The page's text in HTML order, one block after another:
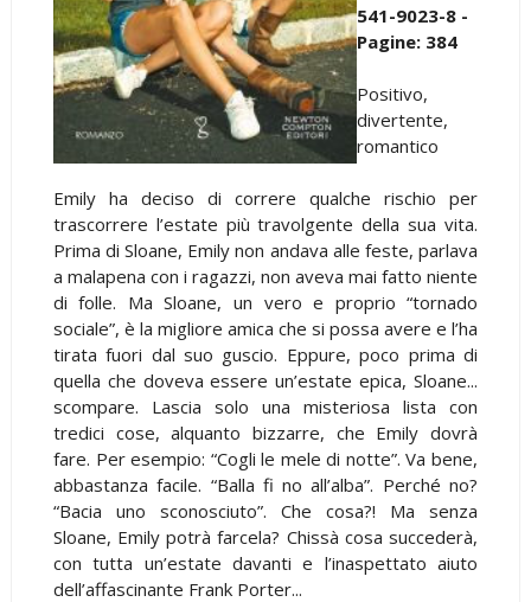
541-9023-8 -
Pagine: 384
Positivo,
divertente,
romantico
Emily ha deciso di correre qualche rischio per
trascorrere l’estate più travolgente della sua vita.
Prima di Sloane, Emily non andava alle feste, parlava
a malapena con i ragazzi, non aveva mai fatto niente
di folle. Ma Sloane, un vero e proprio “tornado
sociale”, è la migliore amica che si possa avere e l’ha
tirata fuori dal suo guscio. Eppure, poco prima di
quella che doveva essere un’estate epica, Sloane...
scompare. Lascia solo una misteriosa lista con
tredici cose, alquanto bizzarre, che Emily dovrà
fare. Per esempio: “Cogli le mele di notte”. Va bene,
abbastanza facile. “Balla fi no all’alba”. Perché no?
“Bacia uno sconosciuto”. Che cosa?! Ma senza
Sloane, Emily potrà farcela? Chissà cosa succederà,
con tutta un’estate davanti e l’inaspettato aiuto
dell’affascinante Frank Porter...